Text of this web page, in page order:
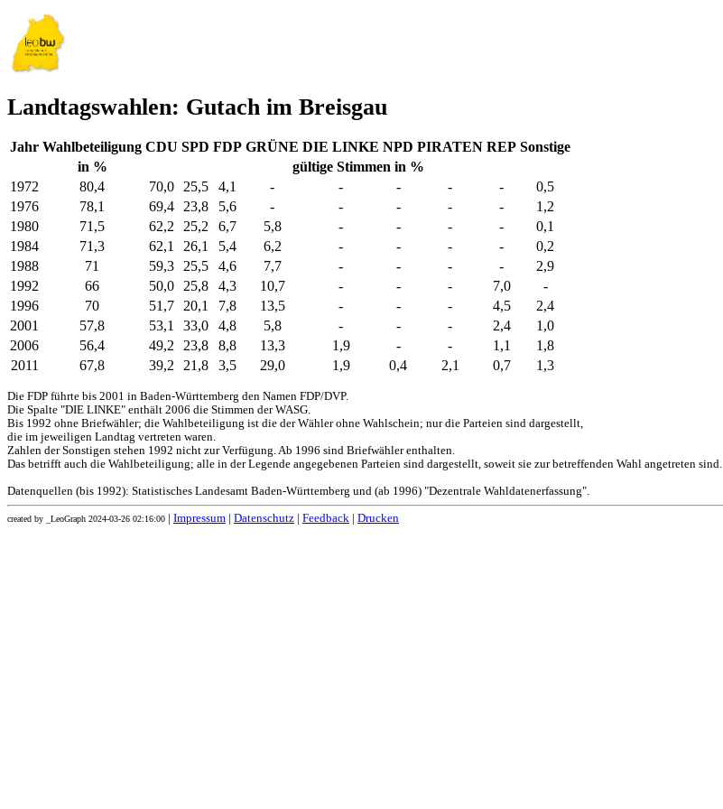
Landtagswahlen: Gutach im Breisgau
Jahr Wahlbeteiligung CDU SPD FDP GRÜNE DIE LINKE NPD PIRATEN REP Sonstige
in %
gültige Stimmen in %
1972
80,4 70,0 25,5 4,1 - - - - -
0,5
1976
78,1 69,4 23,8 5,6 - - - - -
1,2
1980
71,5 62,2 25,2 6,7 5,8 - - - -
0,1
1984
71,3 62,1 26,1 5,4 6,2 - - - -
0,2
1988
71 59,3 25,5 4,6 7,7 - - - -
2,9
1992
66 50,0 25,8 4,3 10,7 - - - 7,0
-
1996
70 51,7 20,1 7,8 13,5 - - - 4,5
2,4
2001
57,8 53,1 33,0 4,8 5,8 - - - 2,4
1,0
2006
56,4 49,2 23,8 8,8 13,3 1,9 - - 1,1
1,8
2011
67,8 39,2 21,8 3,5 29,0 1,9 0,4 2,1 0,7 1,3
Die FDP führte bis 2001 in Baden-Württemberg den Namen FDP/DVP.
Die Spalte "DIE LINKE" enthält 2006 die Stimmen der WASG.
Bis 1992 ohne Briefwähler; die Wahlbeteiligung ist die der Wähler ohne Wahlschein; nur die Parteien sind dargestellt,
die im jeweiligen Landtag vertreten waren.
Zahlen der Sonstigen stehen 1992 nicht zur Verfügung. Ab 1996 sind Briefwähler enthalten.
Das betrifft auch die Wahlbeteiligung; alle in der Legende angegebenen Parteien sind dargestellt, soweit sie zur betreffenden Wahl angetreten sind.
Datenquellen (bis 1992): Statistisches Landesamt Baden-Württemberg und (ab 1996) "Dezentrale Wahldatenerfassung".
created by _LeoGraph 2024-03-26 02:16:00 Impressum Datenschutz Feedback Drucken